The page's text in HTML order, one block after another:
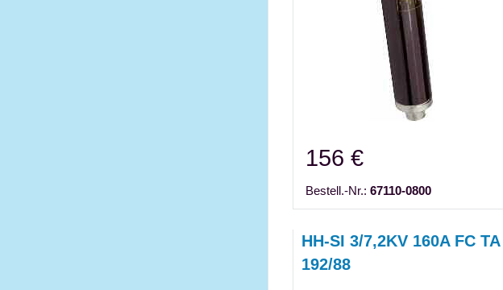
156 €
Bestell.-Nr.: 67110-0800
HH-SI 3/7,2KV 160A FC TA
192/88